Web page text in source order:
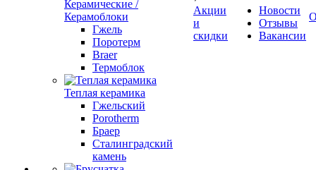
Керамические /
Керамоблоки
Гжель
Поротерм
Braer
Термоблок
Теплая керамика
Гжельский
Porotherm
Браер
Сталинградский
камень
Акции
и
скидки
Новости
Отзывы
Вакансии